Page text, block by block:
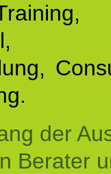
der
Berater